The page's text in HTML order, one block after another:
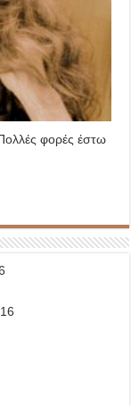
φορές έστω